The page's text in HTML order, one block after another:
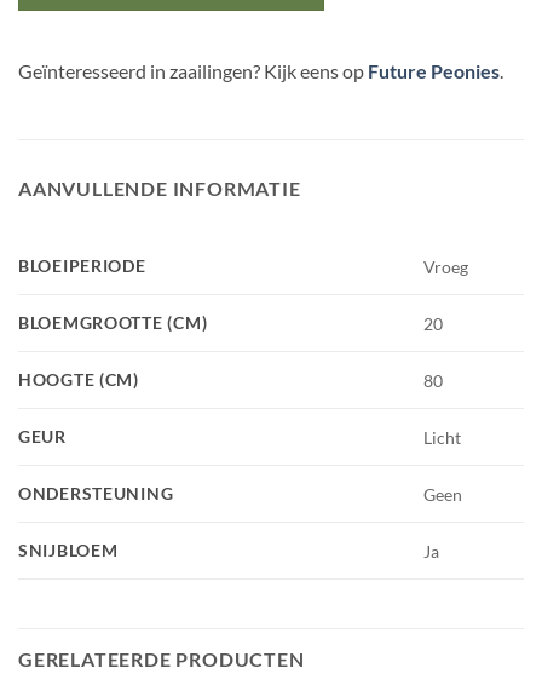
Geïnteresseerd in zaailingen? Kijk eens op Future Peonies
AANVULLENDE INFORMATIE
BLOEIPERIODE Vroeg
BLOEMGROOTTE (CM) 20
HOOGTE (CM) 80
GEUR Licht
ONDERSTEUNING Geen
SNIJBLOEM Ja
GERELATEERDE PRODUCTEN